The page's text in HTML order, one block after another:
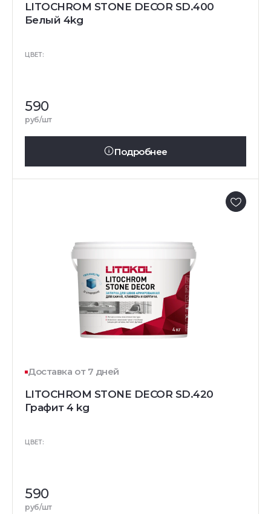
LITOCHROM STONE DECOR SD.400
Белый 4kg
ЦВЕТ:
590
руб/шт
Подробнее
Доставка от 7 дней
LITOCHROM STONE DECOR SD.420
Графит 4 kg
ЦВЕТ:
590
руб/шт